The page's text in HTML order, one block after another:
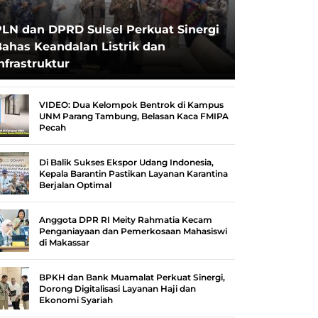
dan DPRD Sulsel Perkuat Sinergi
Keandalan Listrik dan
VIDEO: Dua Kelompok Bentrok di Kampus
UNM Parang Tambung, Belasan Kaca FMIPA
Pecah
Di Balik Sukses Ekspor Udang Indonesia,
Kepala Barantin Pastikan Layanan Karantina
Berjalan Optimal
Anggota DPR RI Meity Rahmatia Kecam
Penganiayaan dan Pemerkosaan Mahasiswi
di Makassar
BPKH dan Bank Muamalat Perkuat Sinergi,
Dorong Digitalisasi Layanan Haji dan
Ekonomi Syariah